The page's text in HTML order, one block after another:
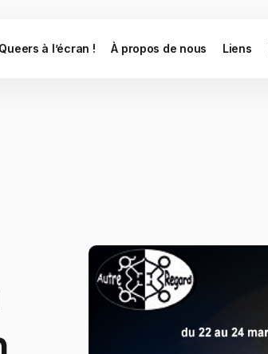
à l’écran ! À propos de nous Liens